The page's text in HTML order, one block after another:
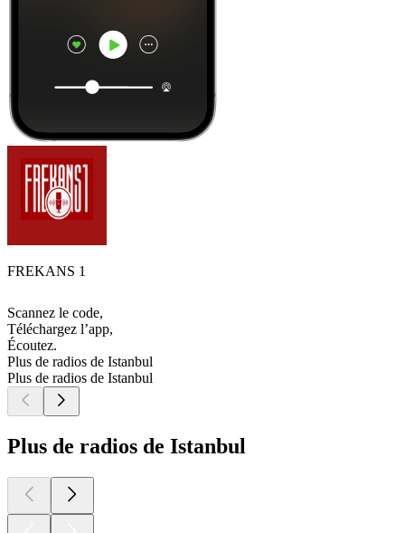
FREKANS 1
Scannez le code,
Téléchargez l’app,
Écoutez.
Plus de radios de Istanbul
Plus de radios de Istanbul
Plus de radios de Istanbul